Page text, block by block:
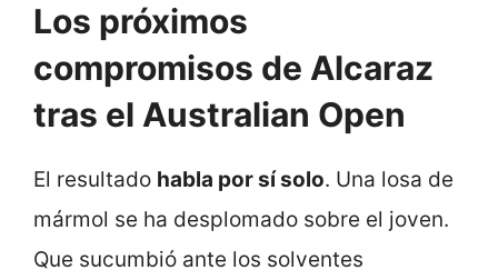
Los próximos
compromisos de Alcaraz
tras el Australian Open
El resultado habla por sí solo. Una losa de
mármol se ha desplomado sobre el joven.
Que sucumbió ante los solventes